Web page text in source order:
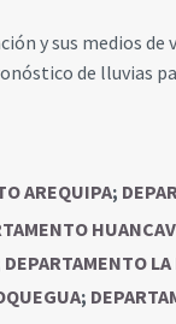
y sus medios de
de lluvias
AREQUIPA;
DEPARTAMENTO
;